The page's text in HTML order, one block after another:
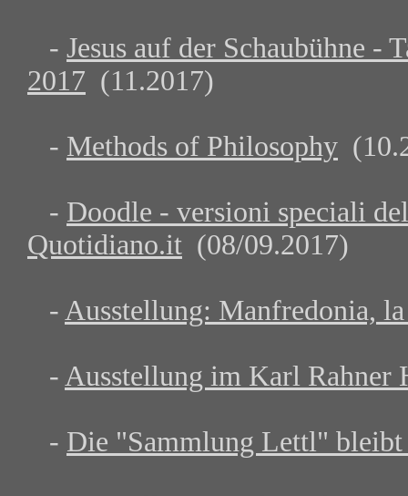
- Jesus auf der Schaubühne -
2017 (11.2017)
- Methods of Philosophy
- Doodle - versioni speciali
Quotidiano.it (08/09.2017)
- Ausstellung: Manfredonia,
- Ausstellung im Karl Rahner
- Die "Sammlung Lettl" bleibt